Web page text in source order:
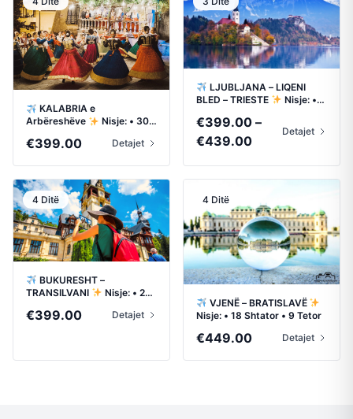
€419.00
KALABRIA e
Arbëreshëve
Nisje: • 30
€399.00 Detajet
LJUBLJANA – LIQENI
BLED – TRIESTE
Nisje: •
€399.00 –
€439.00Price
€399.00
€439.00
Detajet
4 Ditë
BUKURESHT –
TRANSILVANI
Nisje: • 23
€399.00 Detajet
4 Ditë
VJENË – BRATISLAVË
Nisje: • 18 Shtator • 9 Tetor
€449.00 Detajet